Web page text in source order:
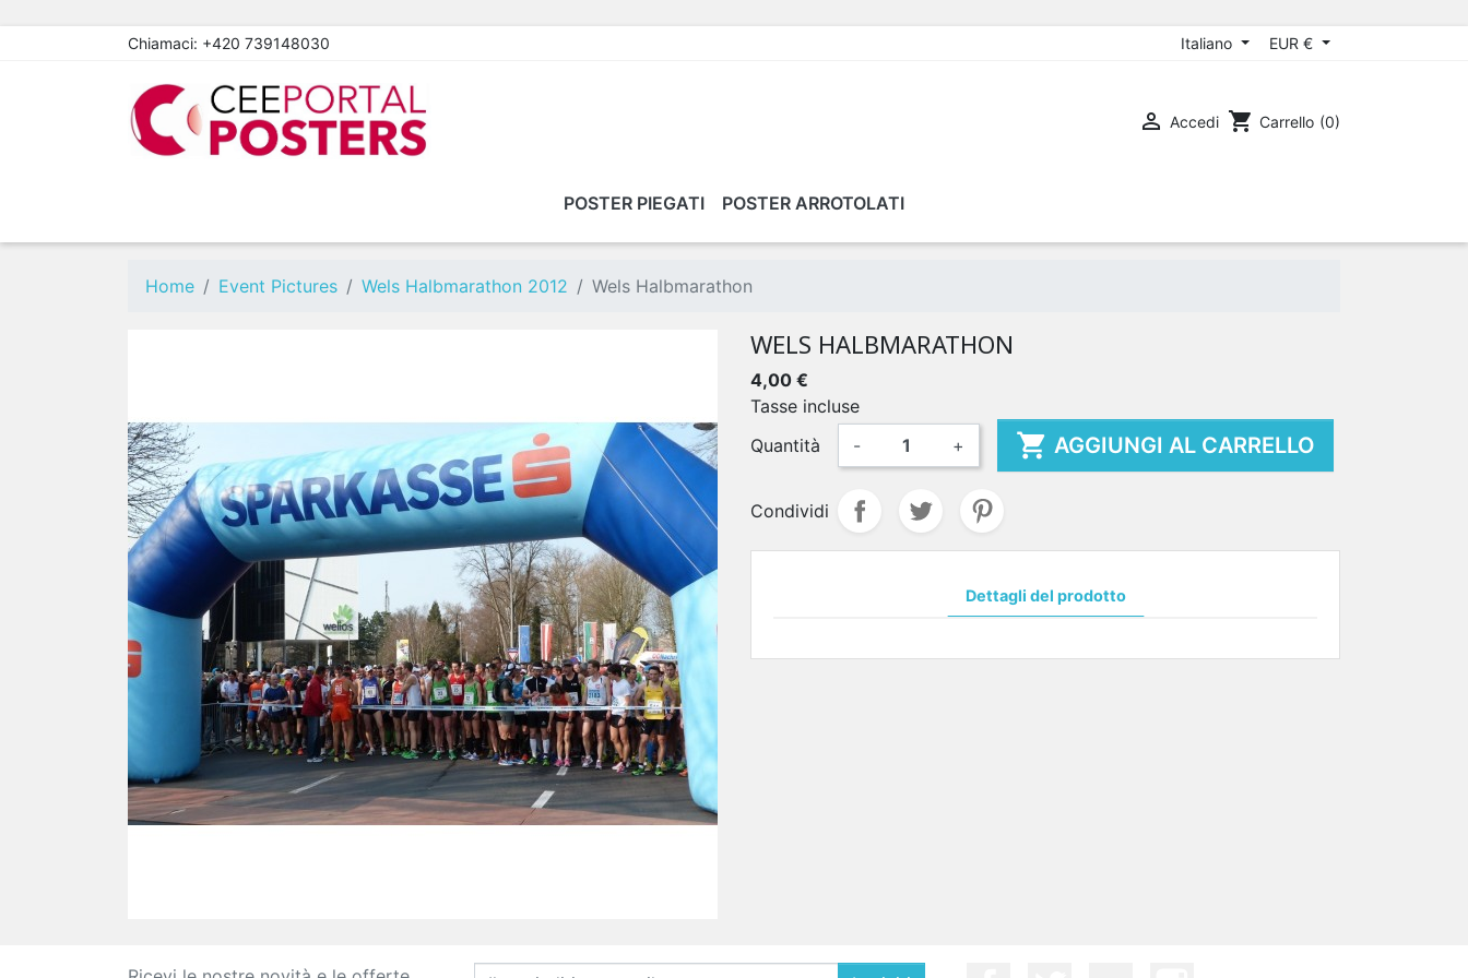
Chiamaci: +420 739148030 Italiano EUR €
 Accedi shopping_cart Carrello (0)
POSTER PIEGATI POSTER ARROTOLATI
Home Event Pictures Wels Halbmarathon 2012 Wels Halbmarathon
WELS HALBMARATHON
4,00 €
Tasse incluse
Quantità
- +  AGGIUNGI AL CARRELLO
Condividi
Dettagli del prodotto